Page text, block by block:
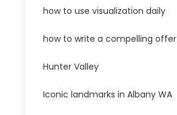
how to use visualization daily
how to write a compelling offer
Hunter Valley
Iconic landmarks in Albany WA